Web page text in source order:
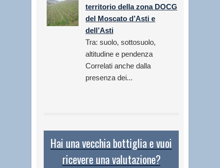
territorio della zona DOCG
del Moscato d’Asti e
dell’Asti
Tra: suolo, sottosuolo,
altitudine e pendenza
Correlati anche dalla
presenza dei...
Hai una vecchia bottiglia e vuoi
ricevere una valutazione?